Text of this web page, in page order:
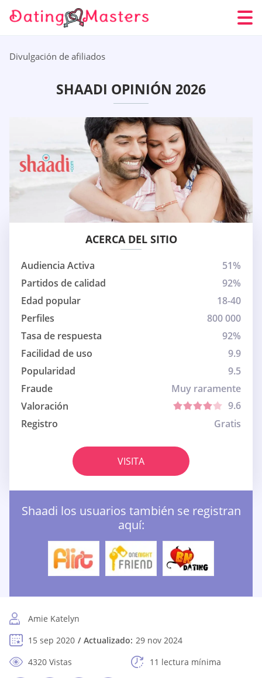
Divulgación de afiliados
SHAADI OPINIÓN 2026
ACERCA DEL SITIO
Audiencia Activa
51%
Partidos de calidad
92%
Edad popular
18-40
Perfiles
800 000
Tasa de respuesta
92%
Facilidad de uso
9.9
Popularidad
9.5
Fraude
Muy raramente
Valoración
9.6
Registro
Gratis
VISITA
Shaadi los usuarios también se registran
aquí:
Amie Katelyn
15 sep 2020
Actualizado: 29 nov 2024
4320 Vistas
11 lectura mínima